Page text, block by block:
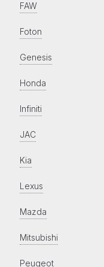
FAW
Foton
Genesis
Honda
Infiniti
JAC
Kia
Lexus
Mazda
Mitsubishi
Peugeot